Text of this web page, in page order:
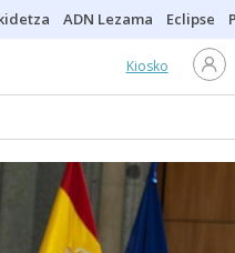
ADN Lezama Eclipse
Kiosko